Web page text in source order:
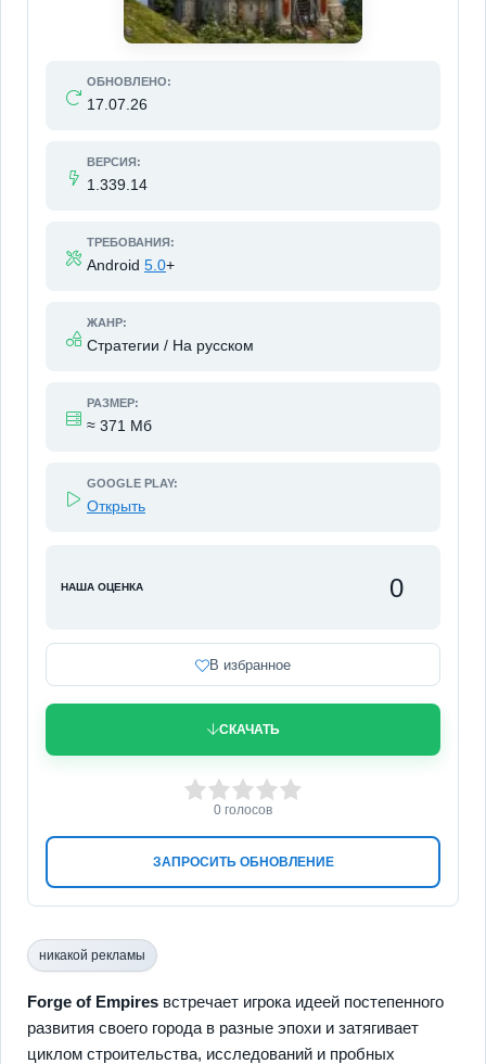
ОБНОВЛЕНО:
17.07.26
ВЕРСИЯ:
1.339.14
ТРЕБОВАНИЯ:
Android 5.0+
ЖАНР:
Стратегии / На русском
РАЗМЕР:
≈ 371 Мб
GOOGLE PLAY:
Открыть
НАША ОЦЕНКА 0
В избранное
СКАЧАТЬ
ЗАПРОСИТЬ ОБНОВЛЕНИЕ
3 4 5
0 голосов
никакой рекламы
Forge of Empires встречает игрока идеей постепенного
развития своего города в разные эпохи и затягивает
циклом строительства, исследований и пробных